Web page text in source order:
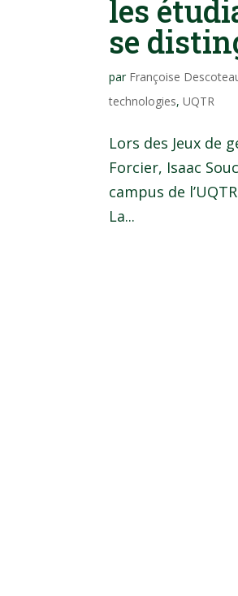
les
se
par Françoise
technologies,UQTR
Lors des Jeux de
Forcier, Isaac
campus de
La...